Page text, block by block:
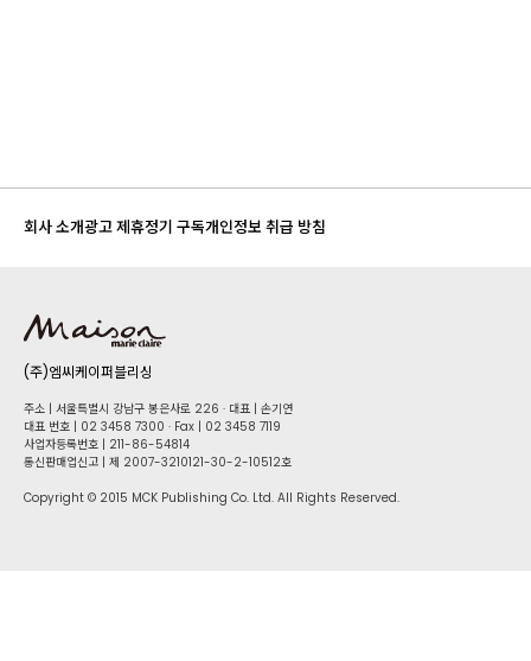
회사 소개광고 제휴정기 구독개인정보 취급 방침
(주)엠씨케이퍼블리싱
주소 | 서울특별시 강남구 봉은사로 226 · 대표 | 손기연
대표 번호 | 02 34​58 7300 · Fax | 02 34​58 7119
사업자등록번호 | 211-86-5​4814
통신판매업신고 | 제 2007-3210121-30-2-10512호
Copyright © 2015 MCK Publishing Co. Ltd. All Rights Reserved.